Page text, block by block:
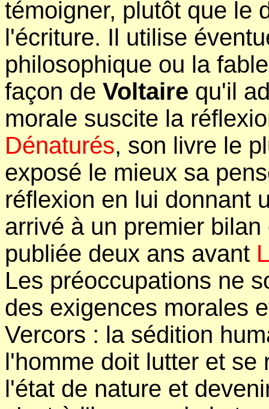
témoigner, plutôt que le
l'écriture. Il utilise
philosophique ou la
façon de Voltaire qu'il
morale suscite la
Dénaturés, son livre le
exposé le mieux sa
réflexion en lui donnant
arrivé à un premier
publiée deux ans avant
Les préoccupations ne
des exigences morales
Vercors : la sédition
l'homme doit lutter et se
l'état de nature et